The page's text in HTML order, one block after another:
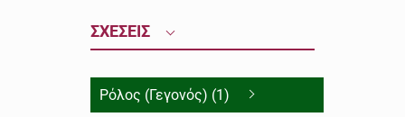
ΣΧΕΣΕΙΣ
Ρόλος (Γεγονός) (1)